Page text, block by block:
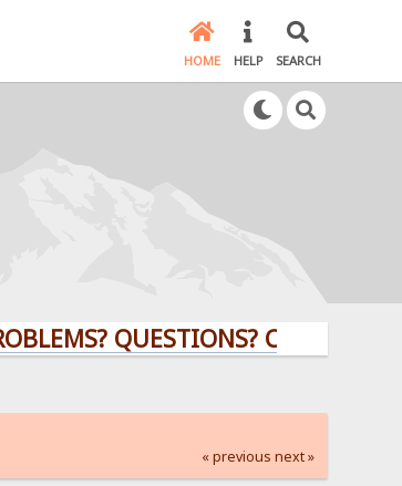
HOME HELP SEARCH
QUESTIONS? CLICK HERE!
« previous next »